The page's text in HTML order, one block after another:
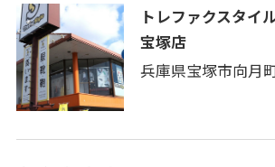
トレファクスタイ
宝塚店
兵庫県宝塚市向月